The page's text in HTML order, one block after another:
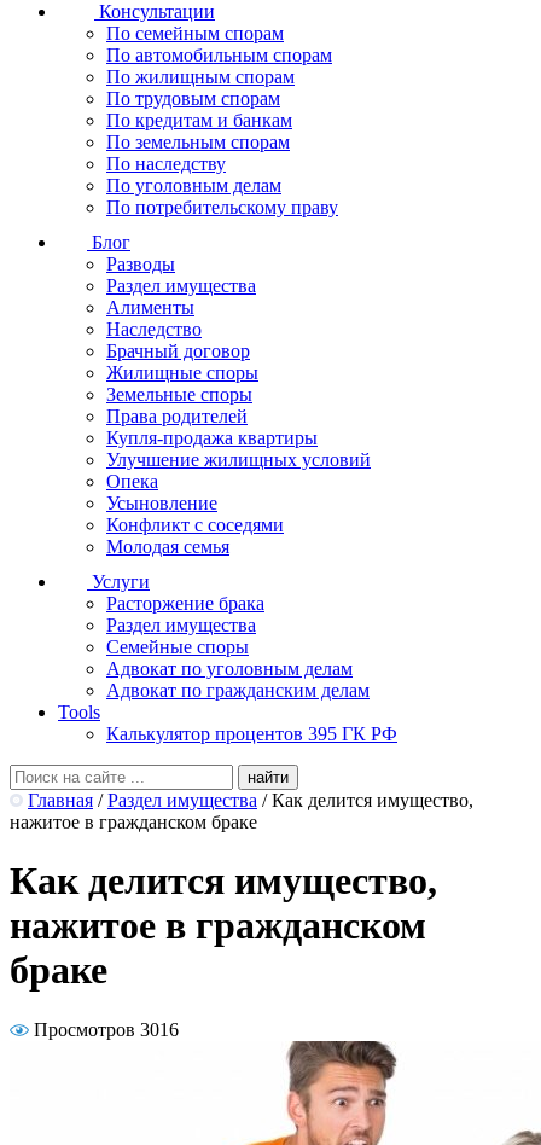
Консультации
По семейным спорам
По автомобильным спорам
По жилищным спорам
По трудовым спорам
По кредитам и банкам
По земельным спорам
По наследству
По уголовным делам
По потребительскому праву
Блог
Разводы
Раздел имущества
Алименты
Наследство
Брачный договор
Жилищные споры
Земельные споры
Права родителей
Купля-продажа квартиры
Улучшение жилищных условий
Опека
Усыновление
Конфликт с соседями
Молодая семья
Услуги
Расторжение брака
Раздел имущества
Семейные споры
Адвокат по уголовным делам
Адвокат по гражданским делам
Tools
Калькулятор процентов 395 ГК РФ
Главная / Раздел имущества / Как делится имущество,
нажитое в гражданском браке
Как делится имущество,
нажитое в гражданском
браке
Просмотров 3016